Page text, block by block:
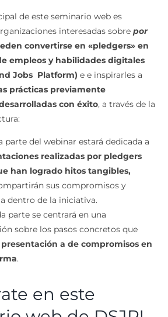
de este seminario web es
interesadas sobre por
convertirse en «pledgers» en
empleos y habilidades digitales
Jobs Platform) e e inspirarles a
prácticas previamente
con éxito, a través de la
parte del webinar estará dedicada a
realizadas por pledgers
han logrado hitos tangibles,
sus compromisos y
dentro de la iniciativa.
parte se centrará en una
sobre los pasos concretos que
presentación a de compromisos en
.
en este